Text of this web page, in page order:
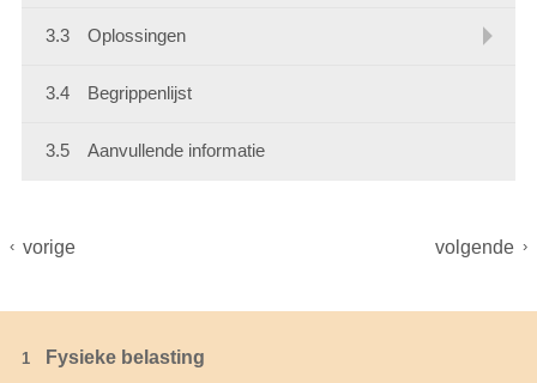
3.3 Oplossingen
3.4 Begrippenlijst
3.5 Aanvullende informatie
‹ vorige ›
volgende
1 Fysieke belasting